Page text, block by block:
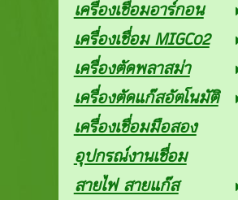
เครื่องเชื่อมอาร์กอน
เครื่องเชื่อม MIGCo2
เครื่องตัดพลาสม่า
เครื่องตัดแก๊สอัตโนมัติ
เครื่องเชื่อมมือสอง
อุปกรณ์งานเชื่อม
สายไฟ สายแก๊ส